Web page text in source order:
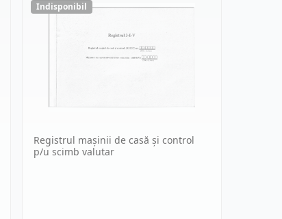
Indisponibil
Registrul mașinii de casă și control
p/u scimb valutar